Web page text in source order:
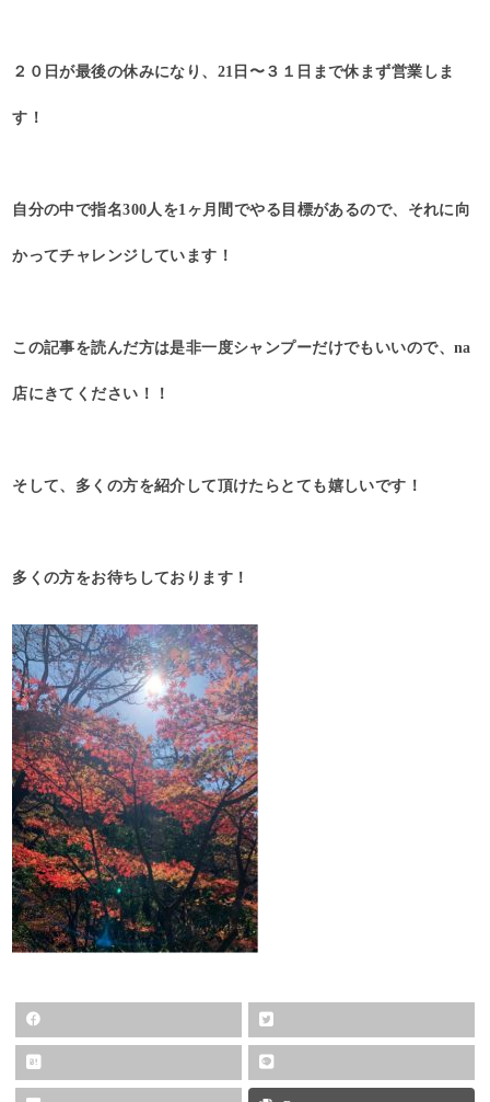
２０日が最後の休みになり、21日〜３１日まで休まず営業しま
す！
自分の中で指名300人を1ヶ月間でやる目標があるので、それに向
かってチャレンジしています！
この記事を読んだ方は是非一度シャンプーだけでもいいので、na
店にきてください！！
そして、多くの方を紹介して頂けたらとても嬉しいです！
多くの方をお待ちしております！